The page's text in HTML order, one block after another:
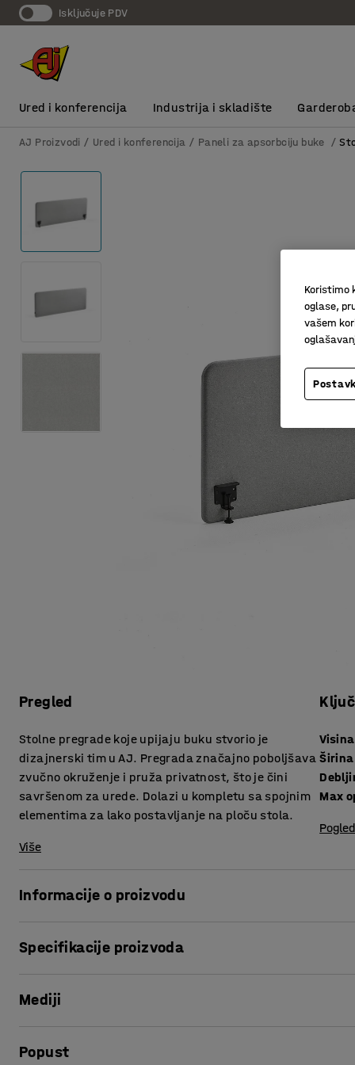
Isključuje PDV
Ured i konferencija Industrija i skladište
AJ Proizvodi Ured i konferencija Paneli za apsorbciju buke
Pregled
Stolne pregrade koje upijaju buku stvorio je
dizajnerski tim u AJ. Pregrada značajno poboljšava
zvučno okruženje i pruža privatnost, što je čini
savršenom za urede. Dolazi u kompletu sa spojnim
elementima za lako postavljanje na ploču stola.
Više
Visina
Širina
Max
Informacije o proizvodu
Pregrade su odlične za stvaranje privatnih, tiših radnih
Pregrade možete opremiti praktičnim policama (prodaju
Specifikacije proizvoda
Širina:
Boja: Svijetlo siva
Mediji
Popust
Koristimo
oglase,
vašem